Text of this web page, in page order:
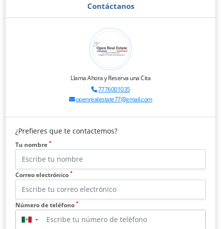
Contáctanos
Llama Ahora y Reserva una Cita
7776001035
openrealestate77@gmail.com
¿Prefieres que te contactemos?
Tu nombre *
Correo electrónico *
Número de teléfono *
▼